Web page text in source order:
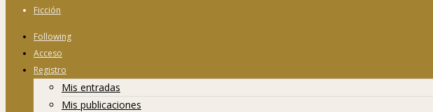
Ficción
Following
Acceso
Registro
Mis entradas
Mis publicaciones